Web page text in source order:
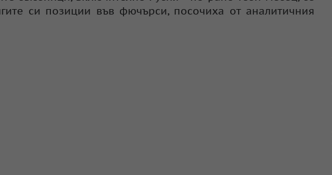
си позиции във фючърси, посочиха от аналитичния